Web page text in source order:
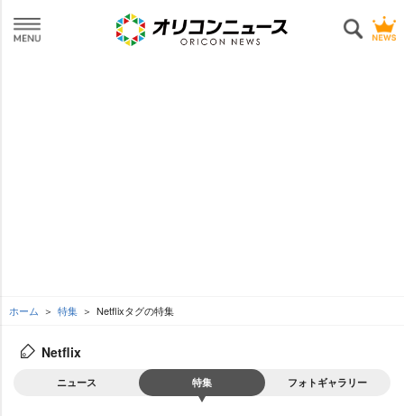
ホーム 特集 Netflixタグの特集
Netflix
ニュース 特集 フォトギャラリー